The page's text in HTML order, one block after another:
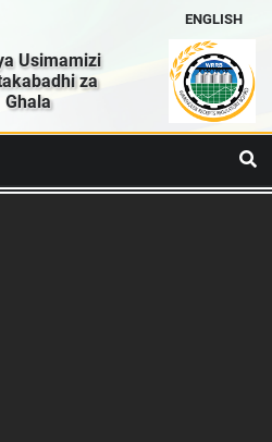
ENGLISH
Usimamizi
za
Ghala